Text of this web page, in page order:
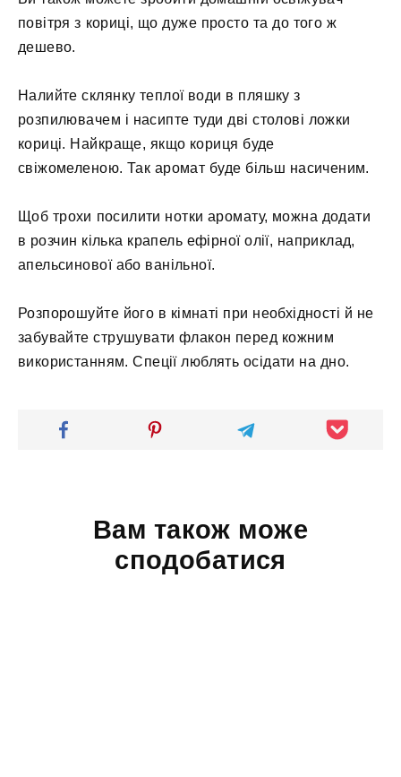
повітря з кориці, що дуже просто та до того ж
дешево.
Налийте склянку теплої води в пляшку з
розпилювачем і насипте туди дві столові ложки
кориці. Найкраще, якщо кориця буде
свіжомеленою. Так аромат буде більш насиченим.
Щоб трохи посилити нотки аромату, можна додати
в розчин кілька крапель ефірної олії, наприклад,
апельсинової або ванільної.
Розпорошуйте його в кімнаті при необхідності й не
забувайте струшувати флакон перед кожним
використанням. Спеції люблять осідати на дно.
Вам також може
сподобатися